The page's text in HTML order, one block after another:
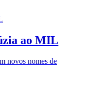
ao MIL
novos nomes de